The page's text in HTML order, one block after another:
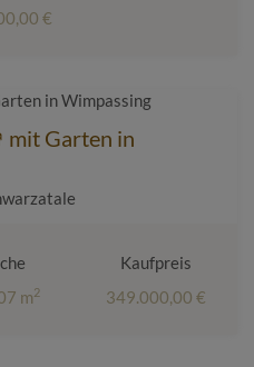
€
mit Garten in
m2
Kaufpreis
349.000,00 €